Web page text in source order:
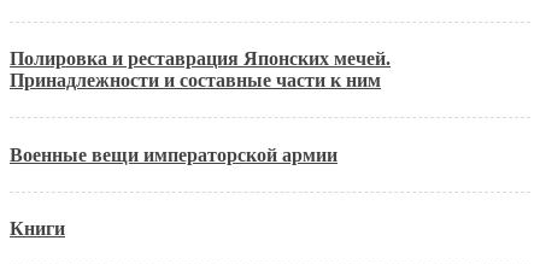
Полировка и реставрация Японских мечей.
Принадлежности и составные части к ним
Военные вещи императорской армии
Книги